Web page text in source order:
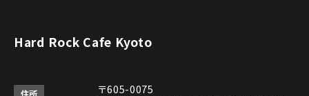
Hard Rock Cafe Kyoto
〒605-0075